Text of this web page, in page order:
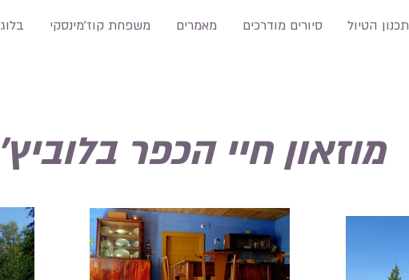
בלוג משפחת קוז'מינסקי מאמרים סיורים מודרכים תכנון הטיול
מוזאון חיי הכפר בלוביץ'